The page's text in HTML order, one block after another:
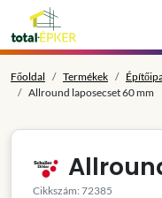
Főoldal Termékek
Allround laposecset 60 mm
Cikkszám: 72385